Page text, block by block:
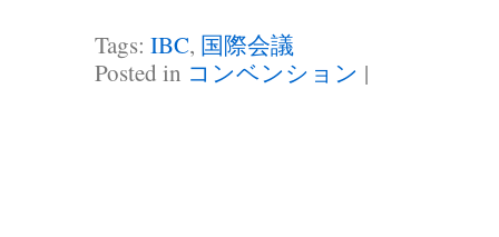
Tags: IBC, 国際会議
Posted in コンベンション |